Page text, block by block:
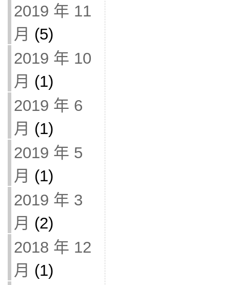
2019 年 11
月 (5)
2019 年 10
月 (1)
2019 年 6
月 (1)
2019 年 5
月 (1)
2019 年 3
月 (2)
2018 年 12
月 (1)